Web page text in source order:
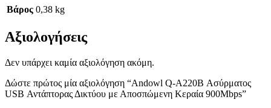
Βάρος 0,38 kg
Αξιολογήσεις
Δεν υπάρχει καμία αξιολόγηση ακόμη.
Δώστε πρώτος μία αξιολόγηση “Andowl Q-A220B Ασύρματος
USB Αντάπτορας Δικτύου με Αποσπώμενη Κεραία 900Mbps”